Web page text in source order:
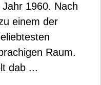
1960. Nach
einem der
Raum.
dab ...